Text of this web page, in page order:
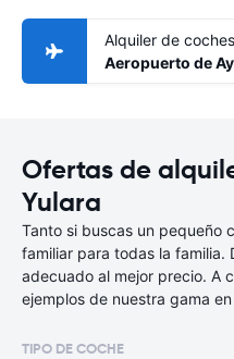
Alquiler de coches
Aeropuerto de
Ofertas de
Yulara
Tanto si buscas un pequeño
familiar para todas la familia.
adecuado al mejor precio. A
ejemplos de nuestra gama en
TIPO DE COCHE